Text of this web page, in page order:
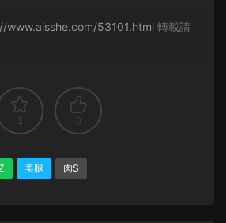
www.aisshe.com/53101.html 轉載請
1 0
美腿 肉S